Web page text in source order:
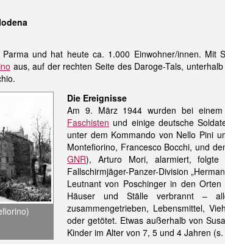
und hat heute ca. 1.000 Einwohner/innen. Mit
aus, auf der rechten Seite des Daroge-Tals,
Die Ereignisse
Am 9. März 1944 wurden bei
Faschisten und einige deutsche
unter dem Kommando von Nello Pini
Montefiorino, Francesco Bocchi, und
GNR), Arturo Mori, alarmiert,
Fallschirmjäger-Panzer-Division
Leutnant von Poschinger in den
Häuser und Ställe verbrannt –
zusammengetrieben, Lebensmittel,
oder getötet. Etwas außerhalb von
Kinder im Alter von 7, 5 und 4 Jahren